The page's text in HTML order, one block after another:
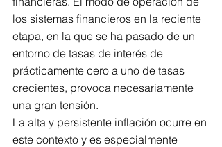
los sistemas financieros en la reciente
etapa, en la que se ha pasado de un
entorno de tasas de interés de
prácticamente cero a uno de tasas
crecientes, provoca necesariamente
una gran tensión.
La alta y persistente inflación ocurre en
este contexto y es especialmente